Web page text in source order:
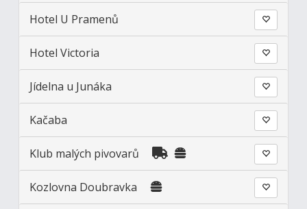
Hotel U Pramenů
Hotel Victoria
Jídelna u Junáka
Kačaba
Klub malých pivovarů
Kozlovna Doubravka